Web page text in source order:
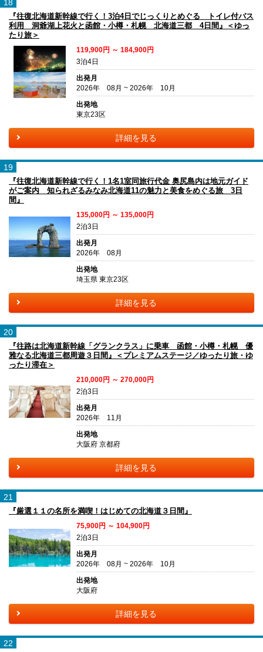
18
『往復北海道新幹線で行く！3泊4日でじっくりとめぐる トイレ付バス
利用 洞爺湖上花火と函館・小樽・札幌 北海道三都 4日間』＜ゆっ
たり旅＞
119,900円 ～ 184,900円
3泊4日
出発月
2026年 08月 ~ 2026年 10月
出発地
東京23区
詳細を見る
19
『往復北海道新幹線で行く！1名1室同旅行代金 奥尻島内は地元ガイド
がご案内 知られざるみなみ北海道11の魅力と美食をめぐる旅 3日
間』
135,000円 ～ 135,000円
2泊3日
出発月
2026年 08月
出発地
埼玉県 東京23区
詳細を見る
20
『往路は北海道新幹線「グランクラス」に乗車 函館・小樽・札幌 優
雅なる北海道三都周遊３日間』＜プレミアムステージ／ゆったり旅・ゆ
ったり滞在＞
210,000円 ～ 270,000円
2泊3日
出発月
2026年 11月
出発地
大阪府 京都府
詳細を見る
21
『厳選１１の名所を満喫！はじめての北海道３日間』
75,900円 ～ 104,900円
2泊3日
出発月
2026年 08月 ~ 2026年 10月
出発地
大阪府
詳細を見る
22